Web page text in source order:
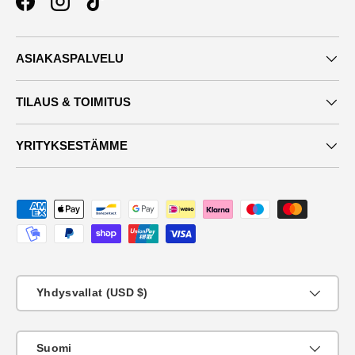
FacebookInstagramTikTok
ASIAKASPALVELU
TILAUS & TOIMITUS
YRITYKSESTÄMME
Maksutavat
Yhdysvallat (USD $)
Suomi